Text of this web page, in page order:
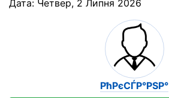
Дата: Четвер, 2 Липня 2026
РћРєСЃР°РЅР°